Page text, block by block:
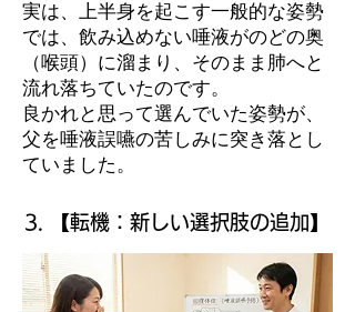
実は、上半身を起こす一般的な姿勢
では、飲み込めない唾液がのどの奥
（喉頭）に溜まり、そのまま肺へと
流れ落ちていたのです。
良かれと思って選んでいた姿勢が、
父を唾液誤嚥の苦しみに突き落とし
ていました。
3. 【転機：新しい選択肢の追加】